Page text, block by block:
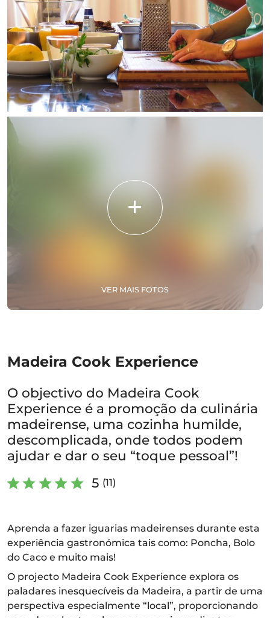
VER MAIS FOTOS
Madeira Cook Experience
O objectivo do Madeira Cook
Experience é a promoção da culinária
madeirense, uma cozinha humilde,
descomplicada, onde todos podem
ajudar e dar o seu “toque pessoal”!
5 (11)
Aprenda a fazer iguarias madeirenses durante esta
experiência gastronómica tais como: Poncha, Bolo
do Caco e muito mais!
O projecto Madeira Cook Experience explora os
paladares inesquecíveis da Madeira, a partir de uma
perspectiva especialmente “local”, proporcionando